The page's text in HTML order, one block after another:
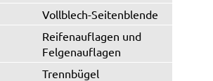
Vollblech-Seitenblende
Reifenauflagen und
Felgenauflagen
Trennbügel